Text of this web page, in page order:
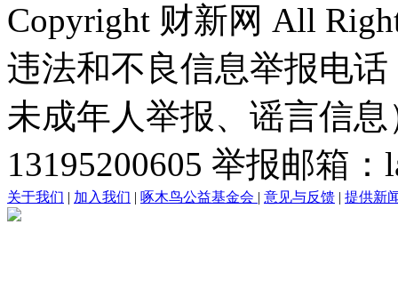
Copyright 财新网 All
违法和不良信息举报电
未成年人举报、谣言信
13195200605 举报邮箱
关于我们 | 加入我们 | 啄木鸟公益基金会 | 意见与反馈 | 提供新